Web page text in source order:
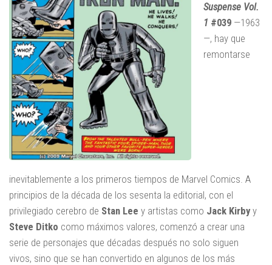
Suspense Vol.
1 #039 —1963
—, hay que
remontarse
inevitablemente a los primeros tiempos de Marvel Comics. A
principios de la década de los sesenta la editorial, con el
privilegiado cerebro de Stan Lee y artistas como Jack Kirby y
Steve Ditko como máximos valores, comenzó a crear una
serie de personajes que décadas después no solo siguen
vivos, sino que se han convertido en algunos de los más